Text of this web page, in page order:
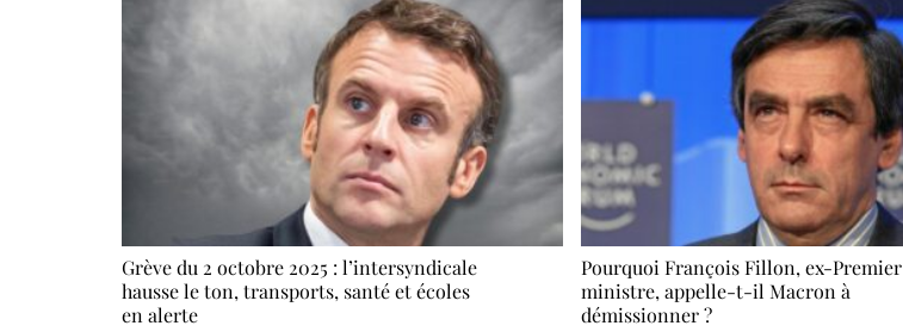
Grève du 2 octobre 2025 : l’intersyndicale
hausse le ton, transports, santé et écoles
en alerte
Pourquoi François Fillon, ex-Premier
ministre, appelle-t-il Macron à
démissionner ?